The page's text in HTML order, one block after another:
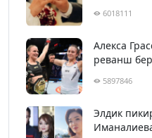
6018111
Алекса
реванш
5897846
Элдик